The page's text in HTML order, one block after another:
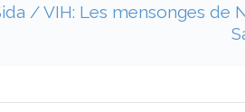
/ VIH: Les mensonges de